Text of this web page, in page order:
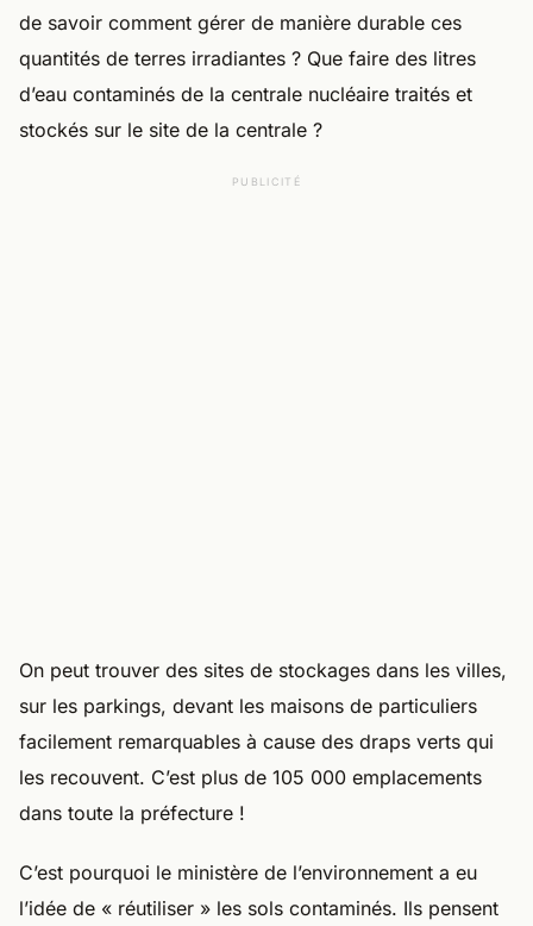
de savoir comment gérer de manière durable ces
quantités de terres irradiantes ? Que faire des litres
d’eau contaminés de la centrale nucléaire traités et
stockés sur le site de la centrale ?
PUBLICITÉ
On peut trouver des sites de stockages dans les villes,
sur les parkings, devant les maisons de particuliers
facilement remarquables à cause des draps verts qui
les recouvent. C’est plus de 105 000 emplacements
dans toute la préfecture !
C’est pourquoi le ministère de l’environnement a eu
l’idée de « réutiliser » les sols contaminés. Ils pensent